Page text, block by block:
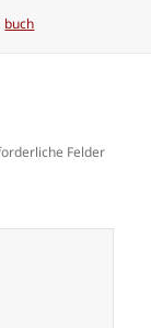
Schlagwörter
buch
Felder